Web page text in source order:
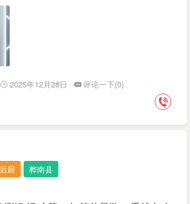
2025年12月28日
评论一下(0)
厨 桦南县